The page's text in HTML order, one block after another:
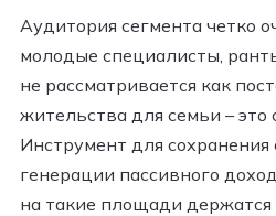
Аудитория сегмента четко
молодые специалисты,
не рассматривается как
жительства для семьи – это
Инструмент для сохранения
генерации пассивного
на такие площади держатся